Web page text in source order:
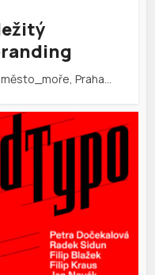
Praha…